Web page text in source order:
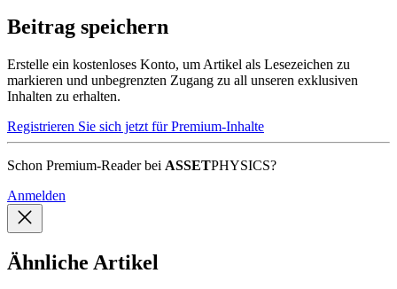
Beitrag speichern
Erstelle ein kostenloses Konto, um Artikel als Lesezeichen zu
markieren und unbegrenzten Zugang zu all unseren exklusiven
Inhalten zu erhalten.
Registrieren Sie sich jetzt für Premium-Inhalte
Schon Premium-Reader bei ASSETPHYSICS?
Anmelden
Ähnliche Artikel